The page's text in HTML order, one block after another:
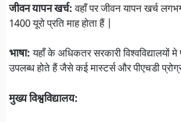
जीवन यापन खर्च:वहाँ पर जीवन यापन खर्च
1400 यूरो प्रति माह होता हैं |
भाषा:यहाँ के अधिकतर सरकारी विश्वविद्यालयों
उपलब्ध होते हैं जैसे कई मास्टर्स और पीएचडी
मुख्य विश्वविद्यालय: